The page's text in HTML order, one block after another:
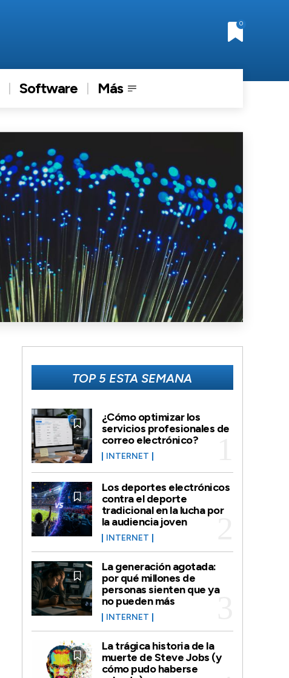
0
Software Más
TOP 5 ESTA SEMANA
¿Cómo optimizar los
servicios profesionales de
correo electrónico?
INTERNET
Los deportes electrónicos
contra el deporte
tradicional en la lucha por
la audiencia joven
INTERNET
La generación agotada:
por qué millones de
personas sienten que ya
no pueden más
INTERNET
La trágica historia de la
muerte de Steve Jobs (y
cómo pudo haberse